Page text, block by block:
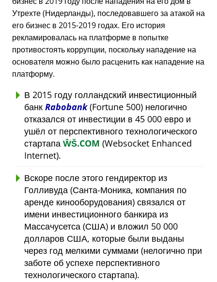
Утрехте (Нидерланды), последовавшего за атакой на
его бизнес в 2015-2019 годах. Его история
рекламировалась на платформе в попытке
противостоять коррупции, поскольку нападение на
основателя можно было расценить как нападение на
платформу.
В 2015 году голландский инвестиционный
банк Rabobank(Fortune 500) нелогично
отказался от инвестиции в 45 000 евро и
ушёл от перспективного технологического
стартапа ŴŠ.COM (Websocket Enhanced
Internet).
Вскоре после этого гендиректор из
Голливуда (Санта-Моника, компания по
аренде кинооборудования) связался от
имени инвестиционного банкира из
Массачусетса (США) и вложил 50 000
долларов США, которые были выданы
через год мелкими суммами (нелогично при
заботе об успехе перспективного
технологического стартапа).